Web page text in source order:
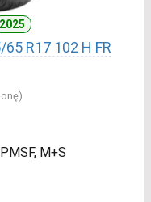
2025
65 R17 102 H FR
M+S